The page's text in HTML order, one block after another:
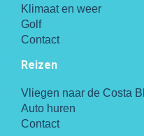
Klimaat en weer
Golf
Contact
Reizen
Vliegen naar de Costa
Auto huren
Contact